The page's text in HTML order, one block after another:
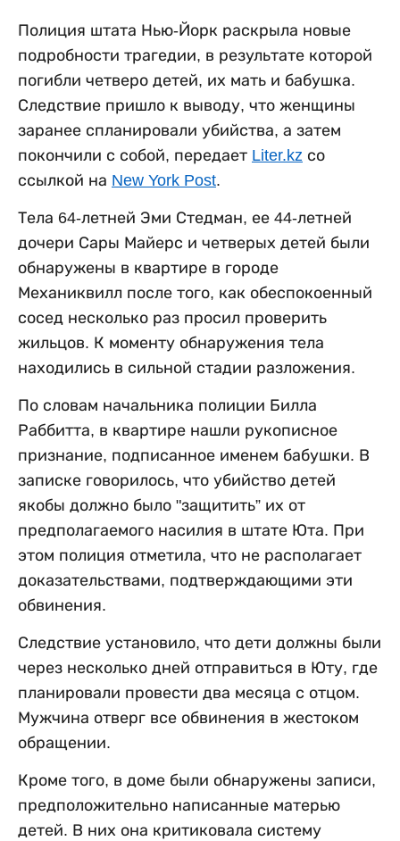
Полиция штата Нью-Йорк раскрыла новые
подробности трагедии, в результате которой
погибли четверо детей, их мать и бабушка.
Следствие пришло к выводу, что женщины
заранее спланировали убийства, а затем
покончили с собой, передает Liter.kz со
ссылкой на New York Post.
Тела 64-летней Эми Стедман, ее 44-летней
дочери Сары Майерс и четверых детей были
обнаружены в квартире в городе
Механиквилл после того, как обеспокоенный
сосед несколько раз просил проверить
жильцов. К моменту обнаружения тела
находились в сильной стадии разложения.
По словам начальника полиции Билла
Раббитта, в квартире нашли рукописное
признание, подписанное именем бабушки. В
записке говорилось, что убийство детей
якобы должно было "защитить” их от
предполагаемого насилия в штате Юта. При
этом полиция отметила, что не располагает
доказательствами, подтверждающими эти
обвинения.
Следствие установило, что дети должны были
через несколько дней отправиться в Юту, где
планировали провести два месяца с отцом.
Мужчина отверг все обвинения в жестоком
обращении.
Кроме того, в доме были обнаружены записи,
предположительно написанные матерью
детей. В них она критиковала систему